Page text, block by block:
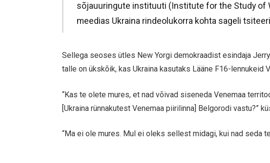
sõjauuringute instituuti (Institute for the Study of
meedias Ukraina rindeolukorra kohta sageli
Sellega seoses ütles New Yorgi demokraadist esindaja
talle on ükskõik, kas Ukraina kasutaks Lääne F16-lennukeid
“Kas te olete mures, et nad võivad siseneda Venemaa
[Ukraina rünnakutest Venemaa piirilinna] Belgorodi vastu?”
“Ma ei ole mures. Mul ei oleks sellest midagi, kui nad seda